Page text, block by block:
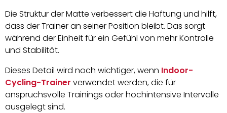
Die Struktur der Matte verbessert die Haftung und hilft,
dass der Trainer an seiner Position bleibt. Das sorgt
während der Einheit für ein Gefühl von mehr Kontrolle
und Stabilität.
Dieses Detail wird noch wichtiger, wenn Indoor-
Cycling-Trainer verwendet werden, die für
anspruchsvolle Trainings oder hochintensive Intervalle
ausgelegt sind.